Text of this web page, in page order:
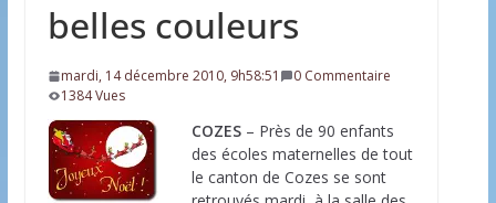
Eau potable : Le préfet de Charente-Maritime
belles couleurs
mardi, 14 décembre 2010, 9h58:51
0 Commentaire
1384 Vues
COZES– Près de 90 enfants
des écoles maternelles de tout
le canton de Cozes se sont